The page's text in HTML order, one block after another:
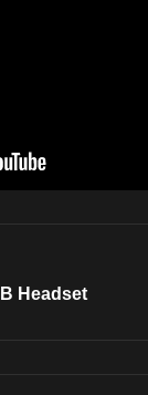
Headset